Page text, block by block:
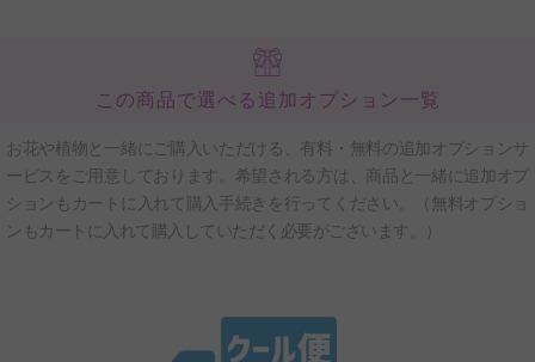
この商品で選べる追加オプション一覧
お花や植物と一緒にご購入いただける、有料・無料の追加オプションサ
ービスをご用意しております。希望される方は、商品と一緒に追加オプ
ションもカートに入れて購入手続きを行ってください。（無料オプショ
ンもカートに入れて購入していただく必要がございます。）